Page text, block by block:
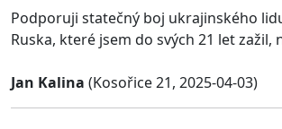
Podporuji statečný boj ukrajinského
Ruska, které jsem do svých 21 let zažil,
Jan Kalina (Kosořice 21, 2025-04-03)